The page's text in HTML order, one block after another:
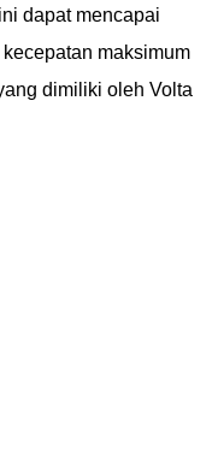
dapat mencapai
maksimum
dimiliki oleh Volta